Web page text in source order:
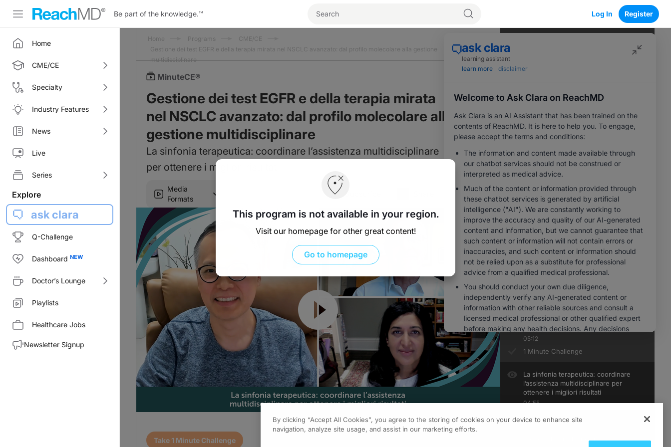
Be part of the knowledge.™ Log In Register
Home
CME/CE
Specialty
Industry Features
News
Live
Series
Explore
ask clara
Q-Challenge
Dashboard
Doctor’s Lounge
Playlists
Healthcare Jobs
Newsletter Signup
Home Programs
CME/CE
Gestione dei test EGFR e della terapia mirata nel NSCLC avanzato: dal profilo molecolare alla gestione
multidisciplinare
MinuteCE®
Gestione dei test EGFR e della terapia mirata
nel NSCLC avanzato: dal profilo molecolare alla
gestione multidisciplinare
La sinfonia terapeutica: coordinare l’assistenza multidisciplinare
per ottenere i migliori risultati
Media
Formats
Save
Resume
Transcript
Take 1 Minute Challenge
This program is not available in your region.
Visit our homepage for other great content!
Go to homepage
0
04:20
1 Minute Challenge
Il punto di svolta dei test: superare gli
05:21
1 Minute Challenge
Decisioni basate sui dati: il panorama
in evoluzione del NSCLC con
mutazioneEGFR
05:17
1 Minute Challenge
Linee guida in evoluzione: dare un
senso agli standard locali mutevoli
05:16
1 Minute Challenge
Il manuale di precisione:
ottimizzazione di selezione e
sequenza dei trattamenti
05:12
1 Minute Challenge
La sinfonia terapeutica: coordinare
l’assistenza multidisciplinare per
ottenere i migliori risultati
04:55
1 Minute Challenge
By clicking “Accept All Cookies”, you agree to the storing of cookies on your device to enhance site
navigation, analyze site usage, and assist in our marketing efforts.